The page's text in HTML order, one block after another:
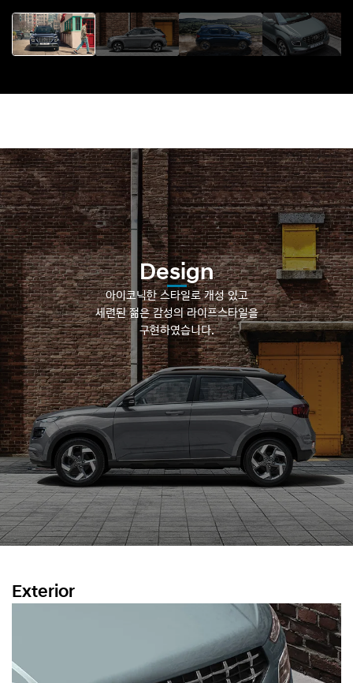
Design
아이코닉한 스타일로 개성 있고
세련된 젊은 감성의 라이프스타일을
구현하였습니다.
Exterior